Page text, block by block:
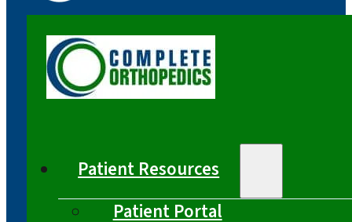
Patient Resources
Patient Portal